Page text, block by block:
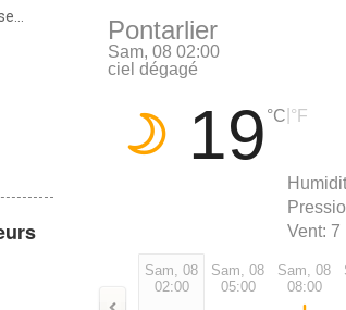
Pontarlier
Sam, 08 02:00
ciel dégagé
19 °C °F
Vent: 7
Sam, 08
02:00
Sam, 08
05:00
Sam, 08
08:00